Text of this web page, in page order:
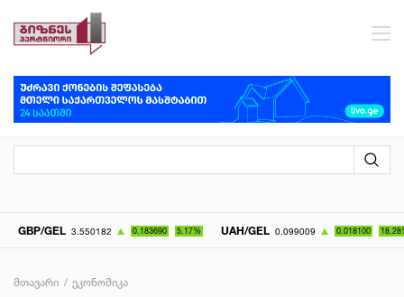
GEL 3.550182 0.183690 5.17% UAH/GEL 0.099009 0.018100 18.28%
მთავარი ეკონომიკა